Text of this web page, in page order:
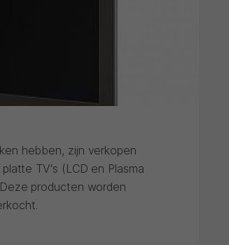
hebben, zijn verkopen
TV's (LCD en Plasma
producten worden